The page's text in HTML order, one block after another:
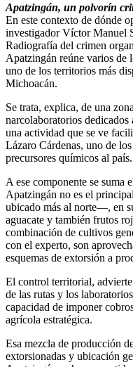
Apatzingán, un polvorín
En este contexto de dónde
investigador Víctor Manuel
Radiografía del crimen
Apatzingán reúne varios de
uno de los territorios más
Michoacán.
Se trata, explica, de una
narcolaboratorios
una actividad que se ve
Lázaro Cárdenas, uno de
precursores químicos al país.
A ese componente se suma
Apatzingán no es el
ubicado más al norte—, en
aguacate y también frutos
combinación de cultivos
con el experto, son
esquemas de extorsión a
El control territorial,
de las rutas y los
capacidad de imponer
agrícola estratégica.
Esa mezcla de producción
extorsionadas y ubicación